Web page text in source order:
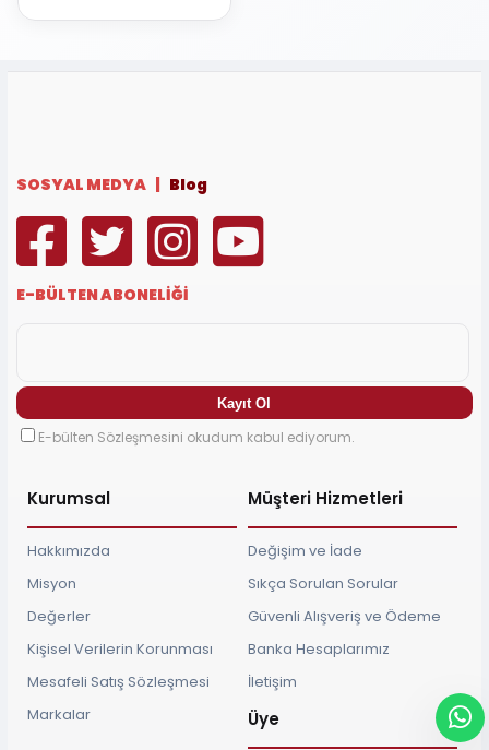
SOSYAL MEDYA | Blog
E-BÜLTEN ABONELİĞİ
E-bülten Sözleşmesini okudum kabul ediyorum.
Kurumsal
Hakkımızda
Misyon
Değerler
Kişisel Verilerin Korunması
Mesafeli Satış Sözleşmesi
Markalar
Müşteri Hizmetleri
Değişim ve İade
Sıkça Sorulan Sorular
Güvenli Alışveriş ve Ödeme
Banka Hesaplarımız
İletişim
Üye